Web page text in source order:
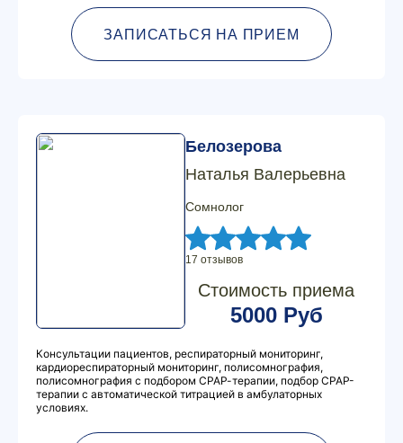
ЗАПИСАТЬСЯ НА ПРИЕМ
Белозерова
Наталья Валерьевна
Сомнолог
17 отзывов
Стоимость приема
5000 Руб
Консультации пациентов, респираторный мониторинг,
кардиореспираторный мониторинг, полисомнография,
полисомнография с подбором СРАР-терапии, подбор СРАР-
терапии с автоматической титрацией в амбулаторных
условиях.